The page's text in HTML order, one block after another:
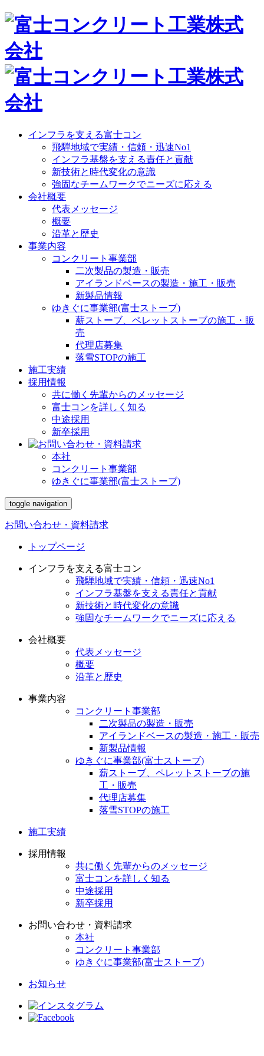
インフラを支える富士コン
飛騨地域で実績・信頼・迅速No1
インフラ基盤を支える責任と貢献
新技術と時代変化の意識
強固なチームワークでニーズに応える
会社概要
代表メッセージ
概要
沿革と歴史
事業内容
コンクリート事業部
二次製品の製造・販売
アイランドベースの製造・施工・販売
新製品情報
ゆきぐに事業部(富士ストーブ)
薪ストーブ、ペレットストーブの施工・販
売
代理店募集
落雪STOPの施工
施工実績
採用情報
共に働く先輩からのメッセージ
富士コンを詳しく知る
中途採用
新卒採用
本社
コンクリート事業部
ゆきぐに事業部(富士ストーブ)
toggle navigation
お問い合わせ・資料請求
トップページ
インフラを支える富士コン
飛騨地域で実績・信頼・迅速No1
インフラ基盤を支える責任と貢献
新技術と時代変化の意識
強固なチームワークでニーズに応える
会社概要
代表メッセージ
概要
沿革と歴史
事業内容
コンクリート事業部
二次製品の製造・販売
アイランドベースの製造・施工・販売
新製品情報
ゆきぐに事業部(富士ストーブ)
薪ストーブ、ペレットストーブの施
工・販売
代理店募集
落雪STOPの施工
施工実績
採用情報
共に働く先輩からのメッセージ
富士コンを詳しく知る
中途採用
新卒採用
お問い合わせ・資料請求
本社
コンクリート事業部
ゆきぐに事業部(富士ストーブ)
お知らせ